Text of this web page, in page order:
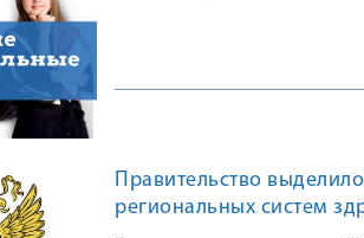
Правительство
региональных систем